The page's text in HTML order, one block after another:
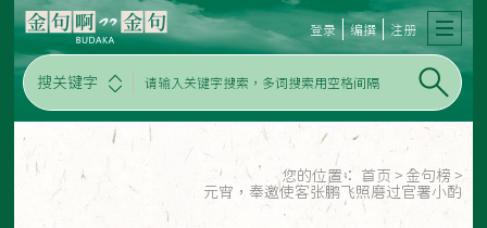
搜关键字
登录 编撰 注册
您的位置： 首页 > 金句榜 >
元宵，奉邀使客张鹏飞照磨过官署小酌